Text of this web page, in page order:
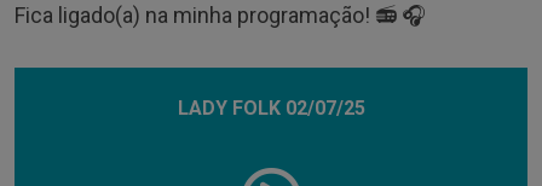
Fica ligado(a) na minha programação! 📻 🎧
LADY FOLK 02/07/25